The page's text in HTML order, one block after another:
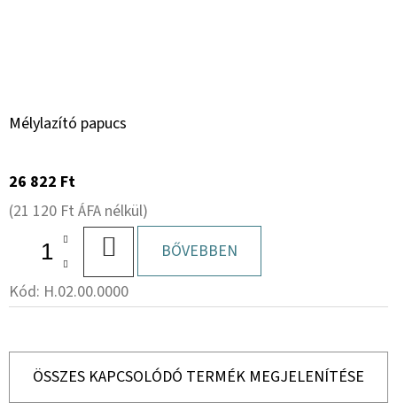
Mélylazító papucs
26 822 Ft
(21 120 Ft ÁFA nélkül)
KOSÁRBABŐVEBBEN
Kód: H.02.00.0000
ÖSSZES KAPCSOLÓDÓ TERMÉK MEGJELENÍTÉSE